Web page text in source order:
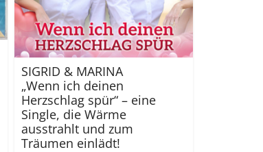
SIGRID & MARINA
„Wenn ich deinen
Herzschlag spür“ – eine
Single, die Wärme
ausstrahlt und zum
Träumen einlädt!